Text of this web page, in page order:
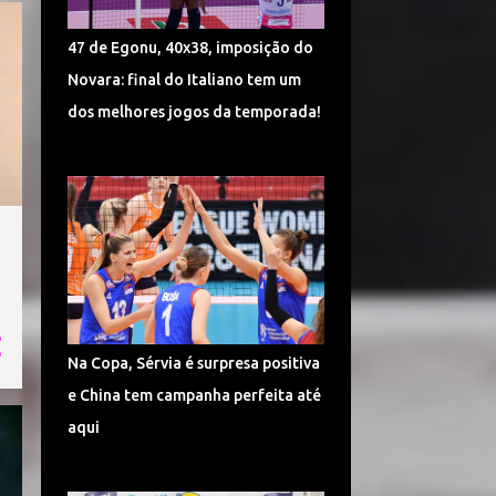
TURQUIA VÔLEI DÍNAMO KAZAN
MUNDIAL DE VÔLEI 2018
CEV CHAMPIONS LEAGUE
CORÉIA DO SUL
SUPERLIGA 2017/2018
CAMPONESA MINAS POLÔNIA
SÉRVIA VÔLEI
SUPERLIGA FEMININA DE VÔLEI
ITAMBÉ MINAS
47 de Egonu, 40x38, imposição do
Novara: final do Italiano tem um
dos melhores jogos da temporada!
Na Copa, Sérvia é surpresa positiva
e China tem campanha perfeita até
aqui